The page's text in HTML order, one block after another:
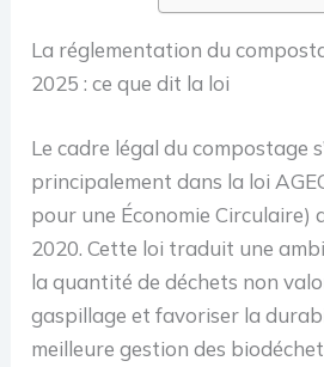
La réglementation du
2025 : ce que dit la loi
Le cadre légal du compostage
principalement dans la loi
pour une Économie Circulaire)
2020. Cette loi traduit une
la quantité de déchets non
gaspillage et favoriser la
meilleure gestion des